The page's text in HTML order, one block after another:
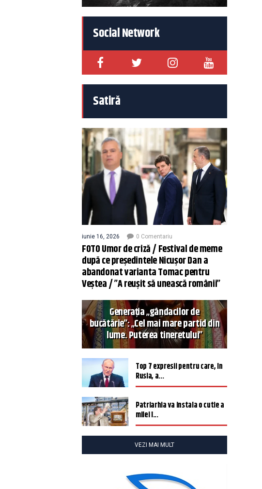
Social Network
Satiră
iunie 16, 2026 0 Comentariu
FOTO Umor de criză / Festival de meme
după ce președintele Nicușor Dan a
abandonat varianta Tomac pentru
Veștea / ”A reușit să unească românii”
Generația „gândacilor de
bucătărie”: „Cel mai mare partid din
lume. Puterea tineretului”
Top 7 expresii pentru care, în
Rusia, a...
Patriarhia va instala o cutie a
milei î...
VEZI MAI MULT